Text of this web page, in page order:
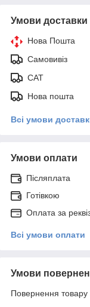
Умови доставки
Нова Пошта
Самовивіз
САТ
Нова пошта
Всі умови
Умови оплати
Післяплата
Готівкою
Оплата за
Всі умови оплати
Умови
Повернення товару